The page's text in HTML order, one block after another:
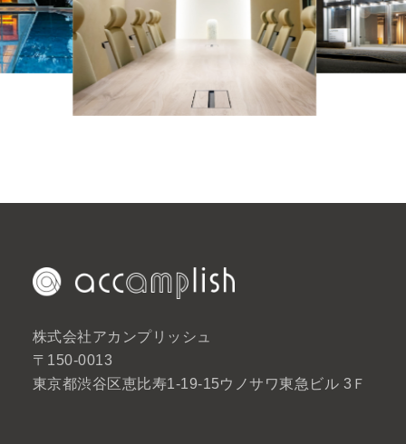
株式会社アカンプリッシュ
〒150-0013
東京都渋谷区恵比寿1-19-15ウノサワ東急ビル 3Ｆ